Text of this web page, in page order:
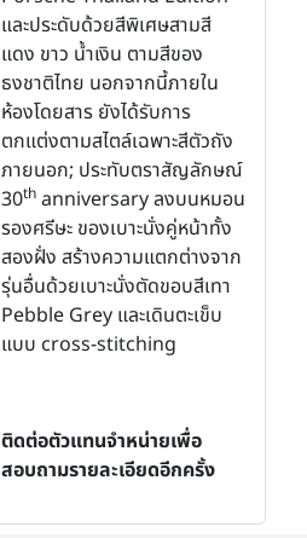
และประดับด้วยสีพิเศษสามสี
แดง ขาว น้ำเงิน ตามสีของ
ธงชาติไทย นอกจากนี้ภายใน
ห้องโดยสาร ยังได้รับการ
ตกแต่งตามสไตล์เฉพาะสีตัวถัง
ภายนอก; ประทับตราสัญลักษณ์
30thanniversary ลงบนหมอน
รองศรีษะ ของเบาะนั่งคู่หน้าทั้ง
สองฝั่ง สร้างความแตกต่างจาก
รุ่นอื่นด้วยเบาะนั่งตัดขอบสีเทา
Pebble Grey และเดินตะเข็บ
แบบ cross-stitching
ติดต่อตัวแทนจำหน่ายเพื่อ
สอบถามรายละเอียดอีกครั้ง